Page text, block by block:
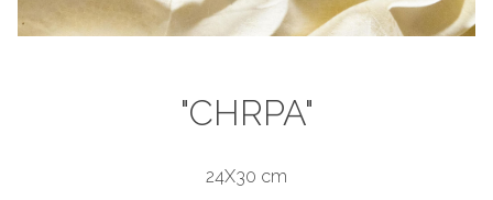
"CHRPA"
24X30 cm